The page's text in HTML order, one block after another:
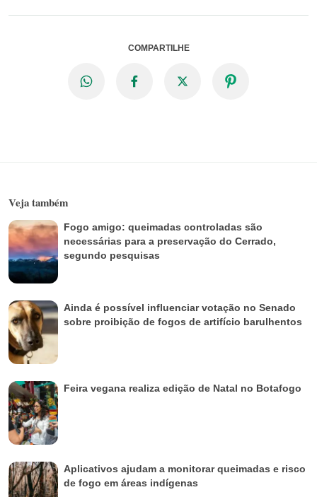
COMPARTILHE
Veja também
Fogo amigo: queimadas controladas são
necessárias para a preservação do Cerrado,
segundo pesquisas
Ainda é possível influenciar votação no Senado
sobre proibição de fogos de artifício barulhentos
Feira vegana realiza edição de Natal no Botafogo
Aplicativos ajudam a monitorar queimadas e risco
de fogo em áreas indígenas